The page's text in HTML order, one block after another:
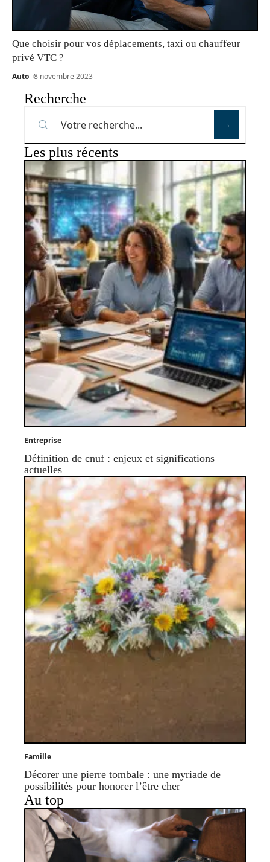
Que choisir pour vos déplacements, taxi ou chauffeur
privé VTC ?
Auto 8 novembre 2023
Recherche
Les plus récents
Entreprise
Définition de cnuf : enjeux et significations
actuelles
Famille
Décorer une pierre tombale : une myriade de
possibilités pour honorer l’être cher
Au top